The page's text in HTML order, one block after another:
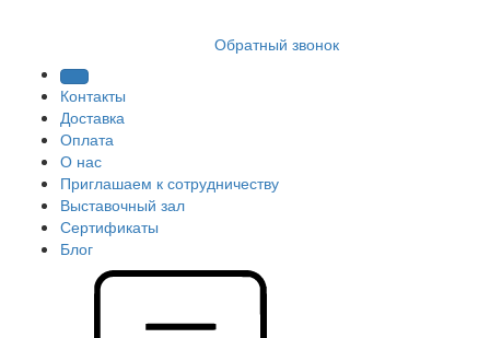
Обратный звонок
Контакты
Доставка
Оплата
О нас
Приглашаем к сотрудничеству
Выставочный зал
Сертификаты
Блог